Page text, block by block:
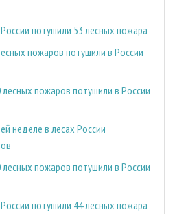
России потушили 53 лесных пожара
пожаров потушили в России
пожаров потушили в России
неделе в лесах России
пожаров потушили в России
России потушили 44 лесных пожара